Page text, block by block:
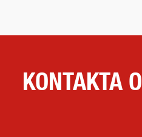
KONTAKTA